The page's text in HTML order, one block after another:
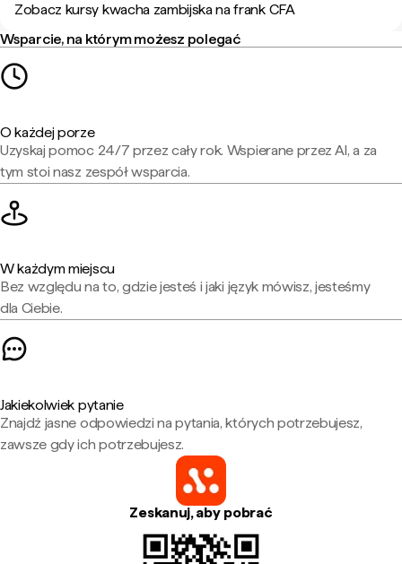
Zobacz kursy kwacha zambijska na frank CFA
Wsparcie, na którym możesz polegać
O każdej porze
Uzyskaj pomoc 24/7 przez cały rok. Wspierane przez AI, a za
tym stoi nasz zespół wsparcia.
W każdym miejscu
Bez względu na to, gdzie jesteś i jaki język mówisz, jesteśmy
dla Ciebie.
Jakiekolwiek pytanie
Znajdź jasne odpowiedzi na pytania, których potrzebujesz,
zawsze gdy ich potrzebujesz.
Zeskanuj, aby pobrać